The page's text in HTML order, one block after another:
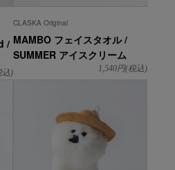
/
込)
CLASKA Original
MAMBO フェイスタオル /
SUMMER アイスクリーム
1,540円(税込)